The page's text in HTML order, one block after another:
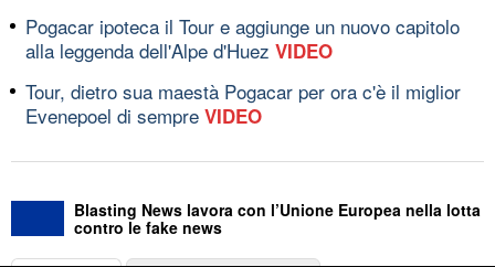
Pogacar ipoteca il Tour e aggiunge un nuovo capitolo
alla leggenda dell'Alpe d'Huez VIDEO
Tour, dietro sua maestà Pogacar per ora c'è il miglior
Evenepoel di sempre VIDEO
Blasting News lavora con l’Unione Europea nella lotta
contro le fake news